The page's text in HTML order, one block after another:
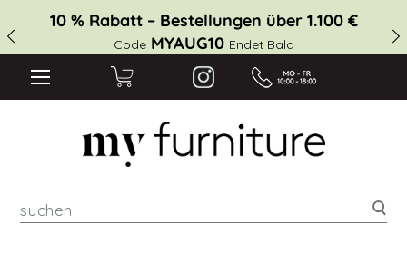
10 % Rabatt – Bestellungen über 1.100 €
CodeMYAUG10 Endet Bald